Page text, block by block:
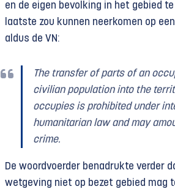
en de eigen bevolking in het gebied
laatste zou kunnen neerkomen op
aldus de VN:
The transfer of parts of an
civilian population into the
occupies is prohibited under
humanitarian law and may
crime.
De woordvoerder benadrukte verder
wetgeving niet op bezet gebied mag